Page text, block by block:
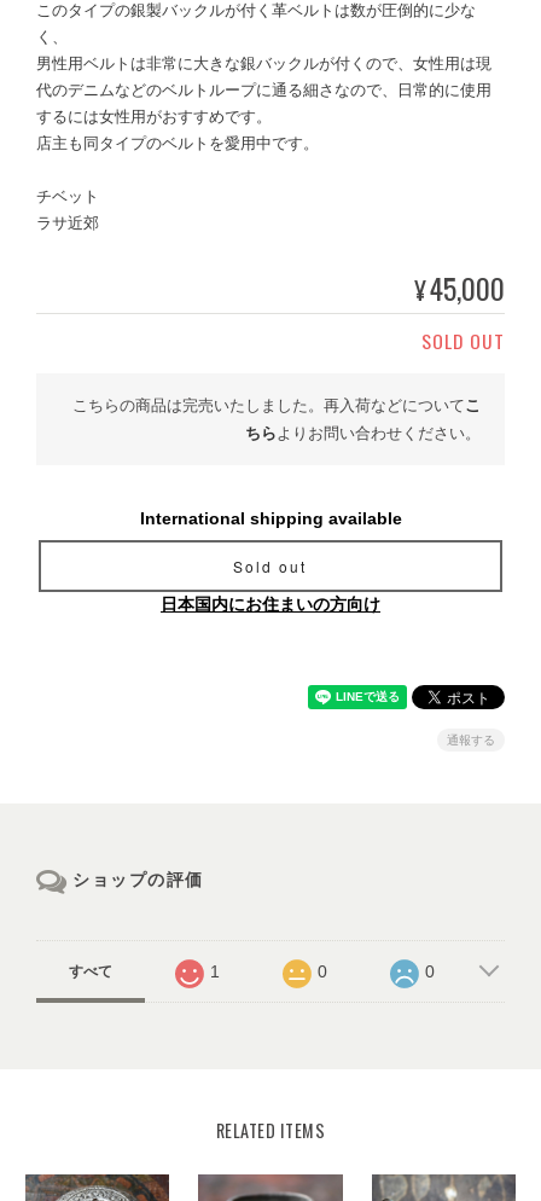
このタイプの銀製バックルが付く革ベルトは数が圧倒的に少な
く、
男性用ベルトは非常に大きな銀バックルが付くので、女性用は現
代のデニムなどのベルトループに通る細さなので、日常的に使用
するには女性用がおすすめです。
店主も同タイプのベルトを愛用中です。
チベット
ラサ近郊
¥45,000
SOLD OUT
こちらの商品は完売いたしました。再入荷などについてこ
ちらよりお問い合わせください。
International shipping available
Sold out
日本国内にお住まいの方向け
通報する
ショップの評価
すべて 1 0 0
RELATED ITEMS